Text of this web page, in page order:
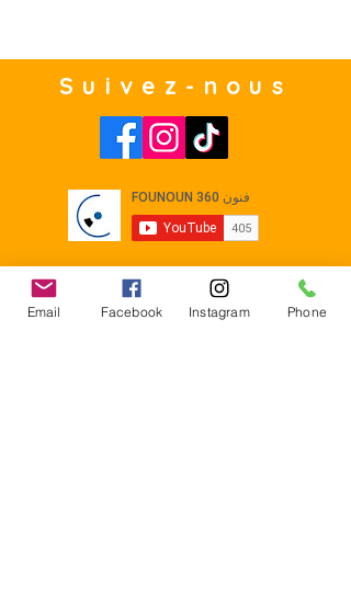
Suivez-nous
Email Facebook Instagram Phone